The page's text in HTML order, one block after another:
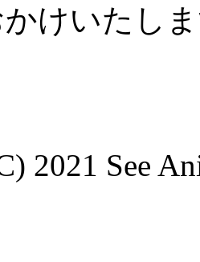
けいたし
2021 See